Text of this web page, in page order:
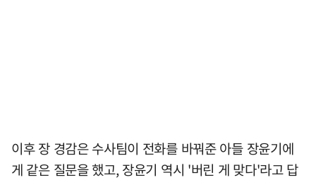
이후 장 경감은 수사팀이 전화를 바꿔준 아들 장윤기에
게 같은 질문을 했고, 장윤기 역시 '버린 게 맞다'라고 답